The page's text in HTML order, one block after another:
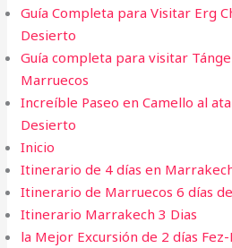
Guía Completa para Visitar Erg
Desierto
Guía completa para visitar
Marruecos
Increíble Paseo en Camello al
Desierto
Inicio
Itinerario de 4 días en
Itinerario de Marruecos 6 días
Itinerario Marrakech 3 Dias
la Mejor Excursión de 2 días